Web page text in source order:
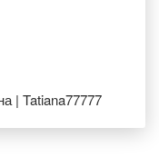
| Tatiana77777